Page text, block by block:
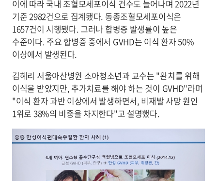
이에 따라 국내 조혈모세포이식 건수도 늘어나며 2022년
기준 2982건으로 집계됐다. 동종조혈모세포이식은
1657건이 시행됐다. 그러나 합병증 발생률이 높은
수준이다. 주요 합병증 중에서 GVHD는 이식 환자 50%
이상에서 발생된다.
김혜리 서울아산병원 소아청소년과 교수는 "완치를 위해
이식을 받았지만, 추가치료를 해야 하는 것이 GVHD"라며
"이식 환자 과반 이상에서 발생하면서, 비재발 사망 원인
1위로 38%의 비중을 차지한다"고 설명했다.